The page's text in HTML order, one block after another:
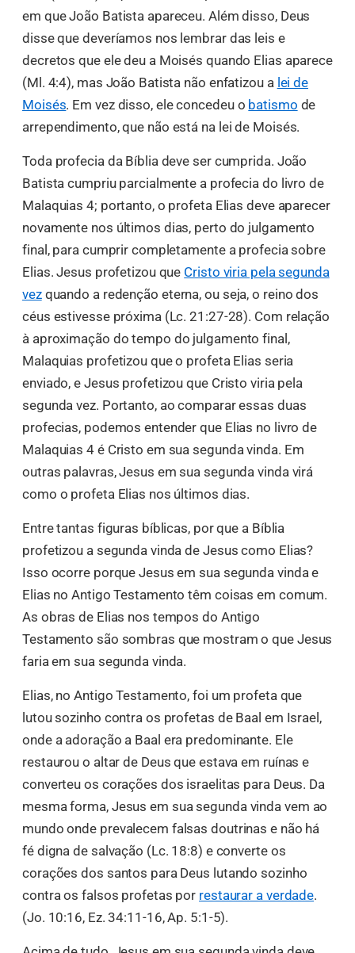
em que João Batista apareceu. Além disso, Deus
disse que deveríamos nos lembrar das leis e
decretos que ele deu a Moisés quando Elias aparece
(Ml. 4:4), mas João Batista não enfatizou a lei de
Moisés. Em vez disso, ele concedeu o batismo de
arrependimento, que não está na lei de Moisés.
Toda profecia da Bíblia deve ser cumprida. João
Batista cumpriu parcialmente a profecia do livro de
Malaquias 4; portanto, o profeta Elias deve aparecer
novamente nos últimos dias, perto do julgamento
final, para cumprir completamente a profecia sobre
Elias. Jesus profetizou que Cristo viria pela segunda
vezquando a redenção eterna, ou seja, o reino dos
céus estivesse próxima (Lc. 21:27-28). Com relação
à aproximação do tempo do julgamento final,
Malaquias profetizou que o profeta Elias seria
enviado, e Jesus profetizou que Cristo viria pela
segunda vez. Portanto, ao comparar essas duas
profecias, podemos entender que Elias no livro de
Malaquias 4 é Cristo em sua segunda vinda. Em
outras palavras, Jesus em sua segunda vinda virá
como o profeta Elias nos últimos dias.
Entre tantas figuras bíblicas, por que a Bíblia
profetizou a segunda vinda de Jesus como Elias?
Isso ocorre porque Jesus em sua segunda vinda e
Elias no Antigo Testamento têm coisas em comum.
As obras de Elias nos tempos do Antigo
Testamento são sombras que mostram o que Jesus
faria em sua segunda vinda.
Elias, no Antigo Testamento, foi um profeta que
lutou sozinho contra os profetas de Baal em Israel,
onde a adoração a Baal era predominante. Ele
restaurou o altar de Deus que estava em ruínas e
converteu os corações dos israelitas para Deus. Da
mesma forma, Jesus em sua segunda vinda vem ao
mundo onde prevalecem falsas doutrinas e não há
fé digna de salvação (Lc. 18:8) e converte os
corações dos santos para Deus lutando sozinho
contra os falsos profetas por restaurar a verdade.
(Jo. 10:16, Ez. 34:11-16, Ap. 5:1-5).